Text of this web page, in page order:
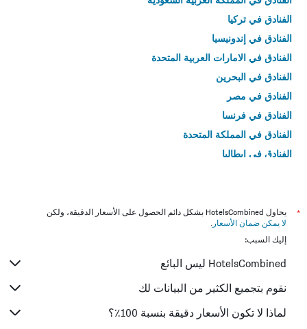
الفنادق في تركيا
الفنادق في إندونيسيا
الفنادق في الامارات العربية المتحدة
الفنادق في البحرين
الفنادق في مصر
الفنادق في فرنسا
الفنادق في المملكة المتحدة
الفنادق في إيطاليا
*
يحاول HotelsCombined بشكل دائم الحصول على الأسعار الدقيقة، ولكن
لا يمكن ضمان الأسعار .
إليك السبب:
HotelsCombined ليس البائع
نقوم بتجميع الكثير من البيانات لك
لماذا لا تكون الأسعار دقيقة بنسبة 100٪؟